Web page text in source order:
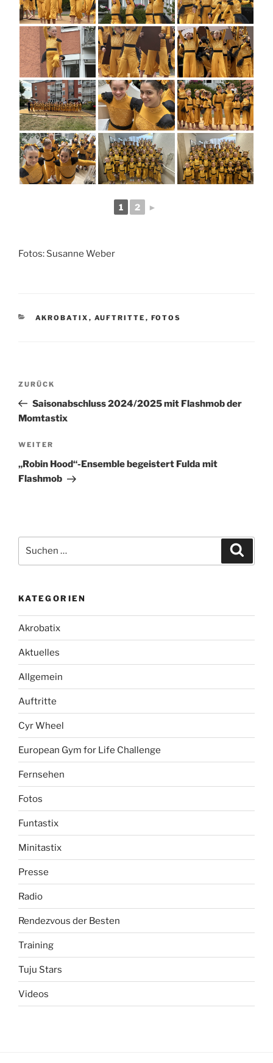
1 2 ►
Fotos: Susanne Weber
KATEGORIEN
AKROBATIX , AUFTRITTE , FOTOS
Beitragsnavigation
Vorheriger
Beitrag
ZURÜCK
Saisonabschluss 2024/2025 mit Flashmob der
Momtastix
Nächster
Beitrag
WEITER
„Robin Hood“-Ensemble begeistert Fulda mit
Flashmob
nach:
KATEGORIEN
Akrobatix
Aktuelles
Allgemein
Auftritte
Cyr Wheel
European Gym for Life Challenge
Fernsehen
Fotos
Funtastix
Minitastix
Presse
Radio
Rendezvous der Besten
Training
Tuju Stars
Videos